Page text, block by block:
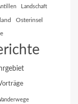
Landschaft
Osterinsel